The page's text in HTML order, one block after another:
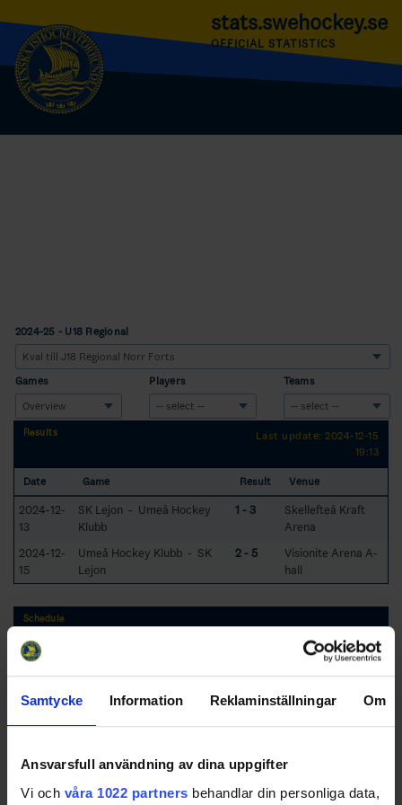
Samtycke Information Reklaminställningar Om
Ansvarsfull användning av dina uppgifter
Vi och våra 1022 partners behandlar din personliga data,
stats.swehockey.se
OFFICIAL STATISTICS
2024-25 - U18 Regional
Games Players Teams
Results
Last update: 2024-12-15
19:13
Date Game Result Venue
2024-12-
13
SK Lejon - Umeå Hockey
Klubb
1 - 3
Skellefteå Kraft
Arena
2024-12-
15
Umeå Hockey Klubb - SK
Lejon
2 - 5
Visionite Arena A-
hall
Schedule
Date Venue
2024-12-
Umeå Hockey Klubb - SK
Visionite Arena A-
Swehockey – Svenska Ishockeyförbundets officiella app